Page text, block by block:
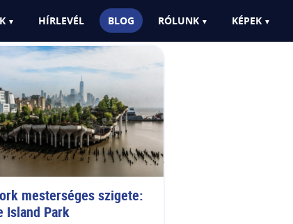
HÍRLEVÉL BLOG RÓLUNK KÉPEK
mesterséges szigete:
Island Park